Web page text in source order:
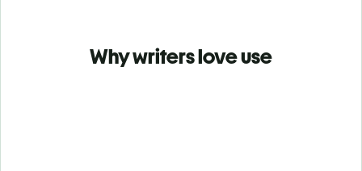
Why writers love use